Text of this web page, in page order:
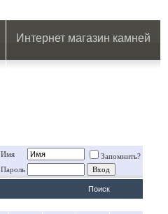
Интернет магазин камней
Имя
Запомнить?
Пароль
Поиск